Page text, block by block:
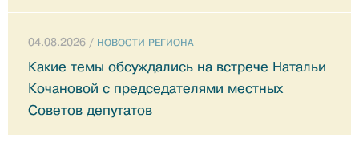
04.08.2026 / НОВОСТИ РЕГИОНА
Какие темы обсуждались на встрече Натальи
Кочановой с председателями местных
Советов депутатов